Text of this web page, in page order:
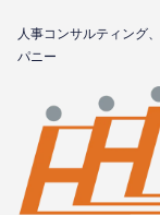
⼈事コンサルティング
パニー